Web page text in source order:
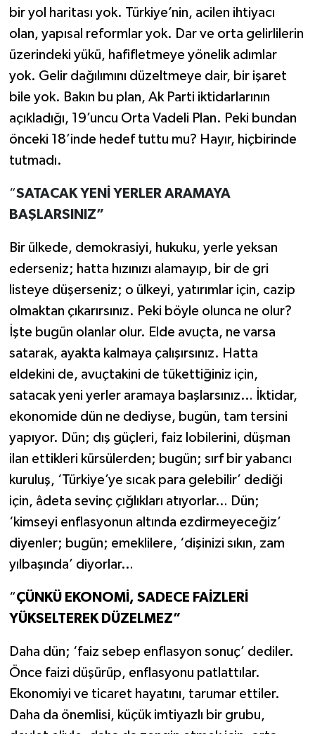
bir yol haritası yok. Türkiye’nin, acilen ihtiyacı
olan, yapısal reformlar yok. Dar ve orta gelirlilerin
üzerindeki yükü, hafifletmeye yönelik adımlar
yok. Gelir dağılımını düzeltmeye dair, bir işaret
bile yok. Bakın bu plan, Ak Parti iktidarlarının
açıkladığı, 19’uncu Orta Vadeli Plan. Peki bundan
önceki 18’inde hedef tuttu mu? Hayır, hiçbirinde
tutmadı.
“SATACAK YENİ YERLER ARAMAYA
BAŞLARSINIZ”
Bir ülkede, demokrasiyi, hukuku, yerle yeksan
ederseniz; hatta hızınızı alamayıp, bir de gri
listeye düşerseniz; o ülkeyi, yatırımlar için, cazip
olmaktan çıkarırsınız. Peki böyle olunca ne olur?
İşte bugün olanlar olur. Elde avuçta, ne varsa
satarak, ayakta kalmaya çalışırsınız. Hatta
eldekini de, avuçtakini de tükettiğiniz için,
satacak yeni yerler aramaya başlarsınız…
ktidar,
ekonomide dün ne dediyse, bugün, tam tersini
yapıyor. Dün; dış güçleri, faiz lobilerini, düşman
ilan ettikleri kürsülerden; bugün; sırf bir yabancı
kuruluş, ‘Türkiye’ye sıcak para gelebilir’ dediği
için, âdeta sevinç çığlıkları atıyorlar… Dün;
‘kimseyi enflasyonun altında ezdirmeyeceğiz’
diyenler; bugün; emeklilere, ‘dişinizi sıkın, zam
yılbaşında’ diyorlar…
“ÇÜNKÜ EKONOMİ, SADECE FAİZLERİ
YÜKSELTEREK DÜZELMEZ”
Daha dün; ‘faiz sebep enflasyon sonuç’ dediler.
Önce faizi düşürüp, enflasyonu patlattılar.
Ekonomiyi ve ticaret hayatını, tarumar ettiler.
Daha da önemlisi, küçük imtiyazlı bir grubu,